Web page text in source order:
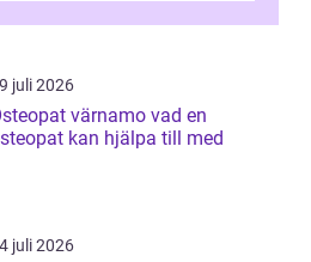
juli 2026
värnamo vad en
kan hjälpa till med
juli 2026